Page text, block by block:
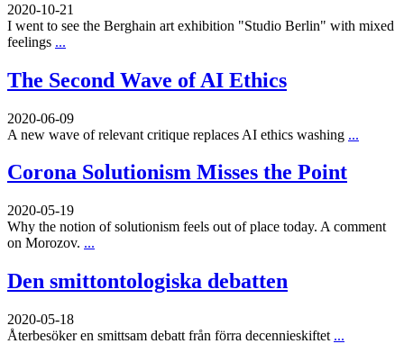
2020-10-21
I went to see the Berghain art exhibition "Studio Berlin" with mixed
feelings ...
The Second Wave of AI Ethics
2020-06-09
A new wave of relevant critique replaces AI ethics washing ...
Corona Solutionism Misses the Point
2020-05-19
Why the notion of solutionism feels out of place today. A comment
on Morozov. ...
Den smittontologiska debatten
2020-05-18
Återbesöker en smittsam debatt från förra decennieskiftet ...